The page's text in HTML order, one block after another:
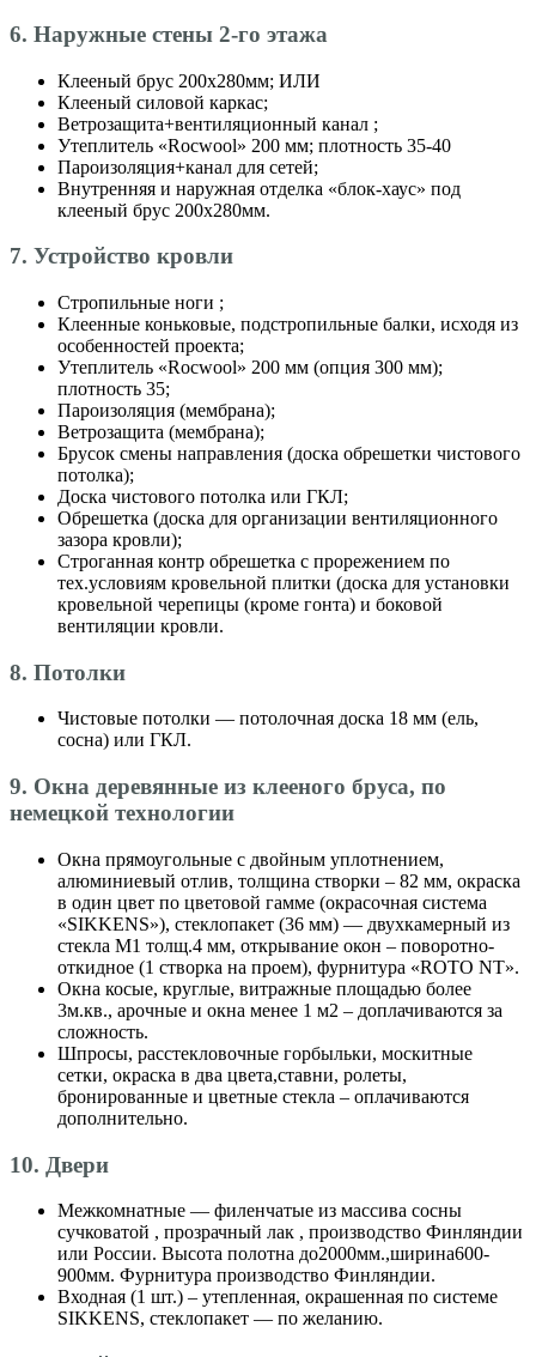
6. Наружные стены 2-го этажа
Клееный брус 200х280мм; ИЛИ
Клееный силовой каркас;
Ветрозащита+вентиляционный канал ;
Утеплитель «Roсwool» 200 мм; плотность 35-40
Пароизоляция+канал для сетей;
Внутренняя и наружная отделка «блок-хаус» под
клееный брус 200х280мм.
7. Устройство кровли
Стропильные ноги ;
Клеенные коньковые, подстропильные балки, исходя из
особенностей проекта;
Утеплитель «Roсwool» 200 мм (опция 300 мм);
плотность 35;
Пароизоляция (мембрана);
Ветрозащита (мембрана);
Брусок смены направления (доска обрешетки чистового
потолка);
Доска чистового потолка или ГКЛ;
Обрешетка (доска для организации вентиляционного
зазора кровли);
Строганная контр обрешетка с прорежением по
тех.условиям кровельной плитки (доска для установки
кровельной черепицы (кроме гонта) и боковой
вентиляции кровли.
8. Потолки
Чистовые потолки — потолочная доска 18 мм (ель,
сосна) или ГКЛ.
9. Окна деревянные из клееного бруса, по
немецкой технологии
Окна прямоугольные с двойным уплотнением,
алюминиевый отлив, толщина створки – 82 мм, окраска
в один цвет по цветовой гамме (окрасочная система
«SIKKENS»), стеклопакет (36 мм) — двухкамерный из
стекла М1 толщ.4 мм, открывание окон – поворотно-
откидное (1 створка на проем), фурнитура «ROTO NT».
Окна косые, круглые, витражные площадью более
3м.кв., арочные и окна менее 1 м2 – доплачиваются за
сложность.
Шпросы, расстекловочные горбыльки, москитные
сетки, окраска в два цвета,ставни, ролеты,
бронированные и цветные стекла – оплачиваются
дополнительно.
10. Двери
Межкомнатные — филенчатые из массива сосны
сучковатой , прозрачный лак , производство Финляндии
или России. Высота полотна до2000мм.,ширина600-
900мм. Фурнитура производство Финляндии.
Входная (1 шт.) – утепленная, окрашенная по системе
SIKKENS, стеклопакет — по желанию.